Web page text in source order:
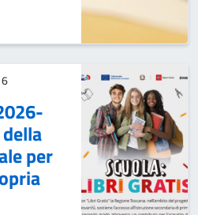
DEL CENTRO ESTIVO "C'ERA
per